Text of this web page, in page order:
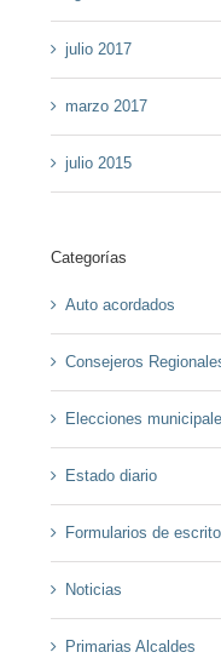
julio 2017
marzo 2017
julio 2015
Categorías
Auto acordados
Consejeros
Elecciones
Estado diario
Formularios de
Noticias
Primarias Alcaldes